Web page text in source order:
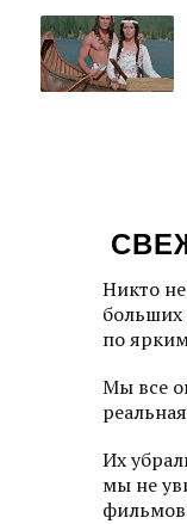
Никто
больших
по
Мы все
Их
мы не
фильмов